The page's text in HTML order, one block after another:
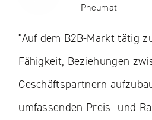
Pneumat
"Auf dem B2B-Markt tätig
Fähigkeit, Beziehungen
Geschäftspartnern
umfassenden Preis- und